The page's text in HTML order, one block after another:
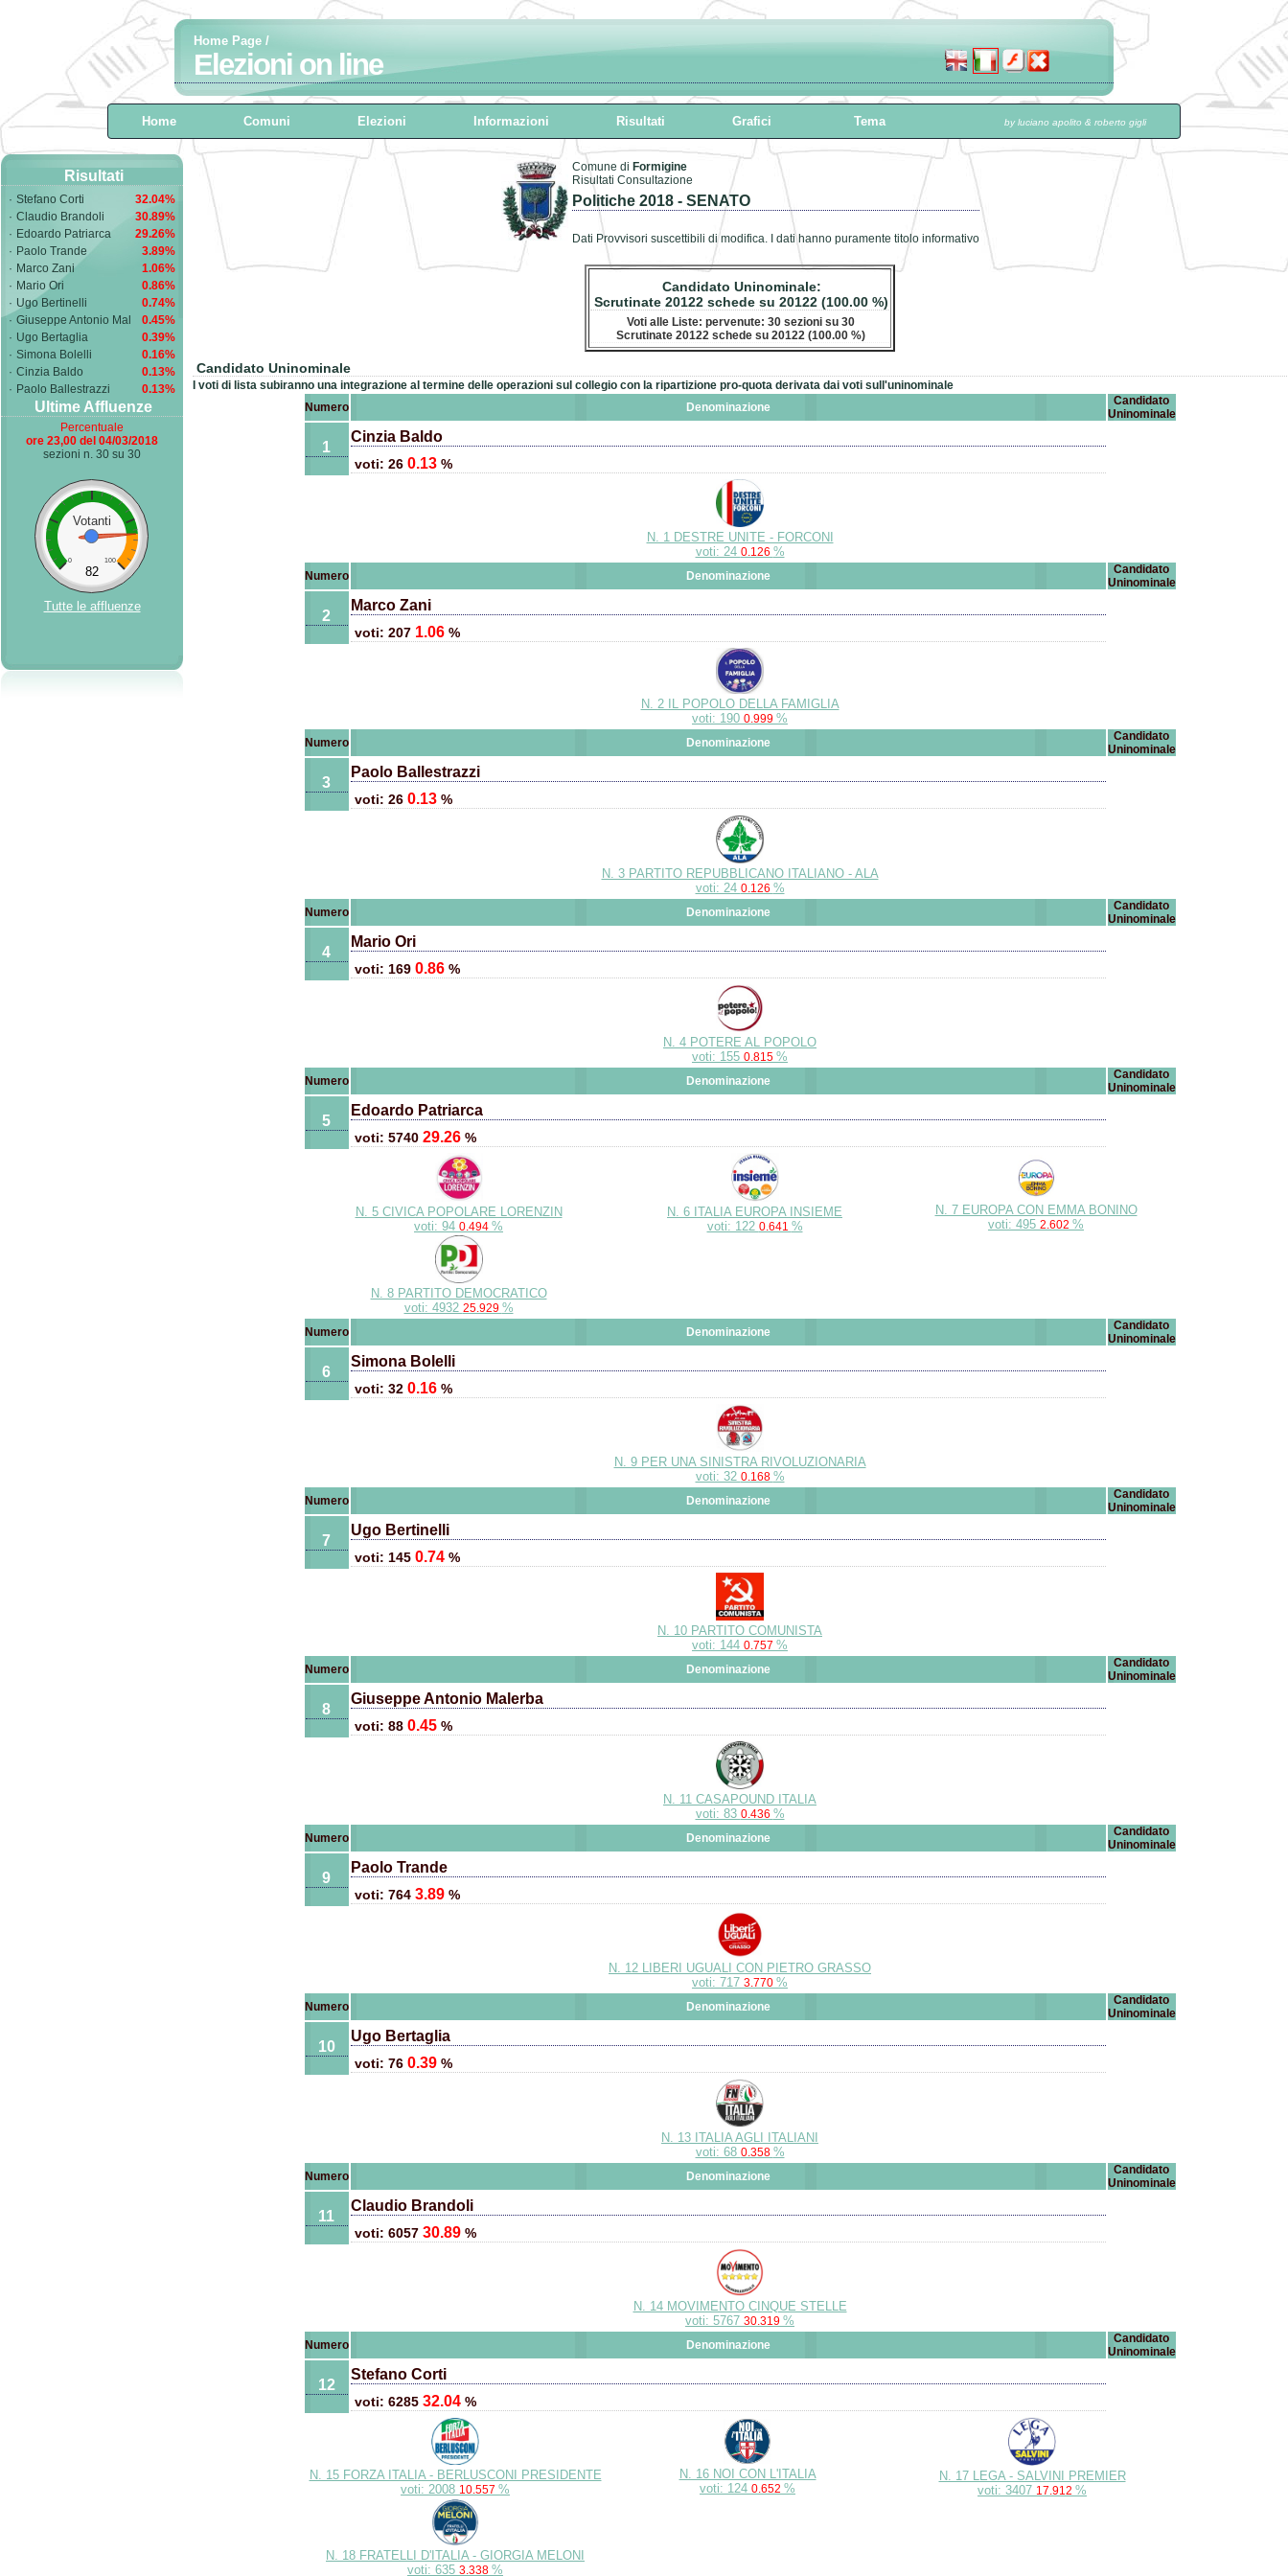
Home Page /
Elezioni on line
Home Comuni Elezioni Informazioni Risultati Grafici Tema by luciano apolito & roberto gigli
Risultati
· Stefano Corti
32.04%
· Claudio Brandoli
30.89%
· Edoardo Patriarca
29.26%
· Paolo Trande
3.89%
· Marco Zani
1.06%
· Mario Ori
0.86%
· Ugo Bertinelli
0.74%
· Giuseppe Antonio Mal
0.45%
· Ugo Bertaglia
0.39%
· Simona Bolelli
0.16%
· Cinzia Baldo
0.13%
· Paolo Ballestrazzi 0.13%
Ultime Affluenze
Percentuale
ore 23,00 del 04/03/2018
sezioni n. 30 su 30
Votanti
0 100
82
Tutte le affluenze
Comune di Formigine
Risultati Consultazione
Politiche 2018 - SENATO
Dati Provvisori suscettibili di modifica. I dati hanno puramente titolo informativo
Candidato Uninominale:
Scrutinate 20122 schede su 20122 (100.00 %)
Voti alle Liste: pervenute: 30 sezioni su 30
Scrutinate 20122 schede su 20122 (100.00 %)
Candidato Uninominale
I voti di lista subiranno una integrazione al termine delle operazioni sul collegio con la ripartizione pro-quota derivata dai voti sull'uninominale
Numero
Denominazione
Candidato
Uninominale
1
Cinzia Baldo
voti: 26 0.13 %
N. 1 DESTRE UNITE - FORCONI
voti: 24 0.126 %
Numero Denominazione
Candidato
Uninominale
2
Marco Zani
voti: 207 1.06 %
N. 2 IL POPOLO DELLA FAMIGLIA
voti: 190 0.999 %
Numero Denominazione
Candidato
Uninominale
3
Paolo Ballestrazzi
voti: 26 0.13 %
N. 3 PARTITO REPUBBLICANO ITALIANO - ALA
voti: 24 0.126 %
Numero Denominazione
Candidato
Uninominale
4
Mario Ori
voti: 169 0.86 %
N. 4 POTERE AL POPOLO
voti: 155 0.815 %
Numero Denominazione
Candidato
Uninominale
5
Edoardo Patriarca
voti: 5740 29.26 %
N. 5 CIVICA POPOLARE LORENZIN
voti: 94 0.494 %
N. 6 ITALIA EUROPA INSIEME
voti: 122 0.641 %
N. 7 EUROPA CON EMMA BONINO
voti: 495 2.602 %
N. 8 PARTITO DEMOCRATICO
voti: 4932 25.929 %
Numero Denominazione
Candidato
Uninominale
6
Simona Bolelli
voti: 32 0.16 %
N. 9 PER UNA SINISTRA RIVOLUZIONARIA
voti: 32 0.168 %
Numero Denominazione
Candidato
Uninominale
7
Ugo Bertinelli
voti: 145 0.74 %
N. 10 PARTITO COMUNISTA
voti: 144 0.757 %
Numero Denominazione
Candidato
Uninominale
8
Giuseppe Antonio Malerba
voti: 88 0.45 %
N. 11 CASAPOUND ITALIA
voti: 83 0.436 %
Numero Denominazione
Candidato
Uninominale
9
Paolo Trande
voti: 764 3.89 %
N. 12 LIBERI UGUALI CON PIETRO GRASSO
voti: 717 3.770 %
Numero Denominazione
Candidato
Uninominale
10
Ugo Bertaglia
voti: 76 0.39 %
N. 13 ITALIA AGLI ITALIANI
voti: 68 0.358 %
Numero Denominazione
Candidato
Uninominale
11
Claudio Brandoli
voti: 6057 30.89 %
N. 14 MOVIMENTO CINQUE STELLE
voti: 5767 30.319 %
Numero Denominazione
Candidato
Uninominale
12
Stefano Corti
voti: 6285 32.04 %
N. 15 FORZA ITALIA - BERLUSCONI PRESIDENTE
voti: 2008 10.557 %
N. 16 NOI CON L'ITALIA
voti: 124 0.652 %
N. 17 LEGA - SALVINI PREMIER
voti: 3407 17.912 %
N. 18 FRATELLI D'ITALIA - GIORGIA MELONI
voti: 635 3.338 %